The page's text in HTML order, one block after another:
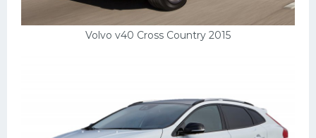
Volvo v40 Cross Country 2015